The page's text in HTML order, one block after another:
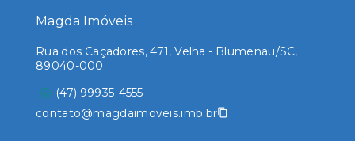
Magda Imóveis
Rua dos Caçadores, 471, Velha - Blumenau/SC,
89040-000
(47) 99935-4555
contato@magdaimoveis.imb.br